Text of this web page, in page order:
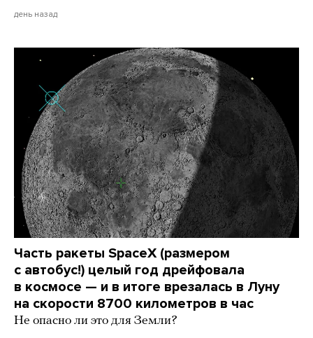
день назад
Часть ракеты SpaceX (размером
с автобус!) целый год дрейфовала
в космосе — и в итоге врезалась в Луну
на скорости 8700 километров в час
Не опасно ли это для Земли?